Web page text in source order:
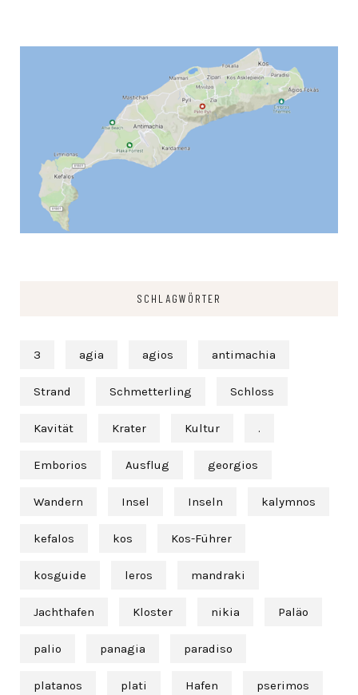
SCHLAGWÖRTER
3 agia agios antimachia
Strand Schmetterling Schloss
Kavität Krater Kultur .
Emborios Ausflug georgios
Wandern Insel Inseln kalymnos
kefalos kos Kos-Führer
kosguide leros mandraki
Jachthafen Kloster nikia Paläo
palio panagia paradiso
platanos plati Hafen pserimos